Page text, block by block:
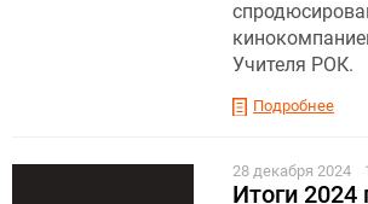
Учителя РОК.
Подробнее
28 декабря 2024
Итоги 2024